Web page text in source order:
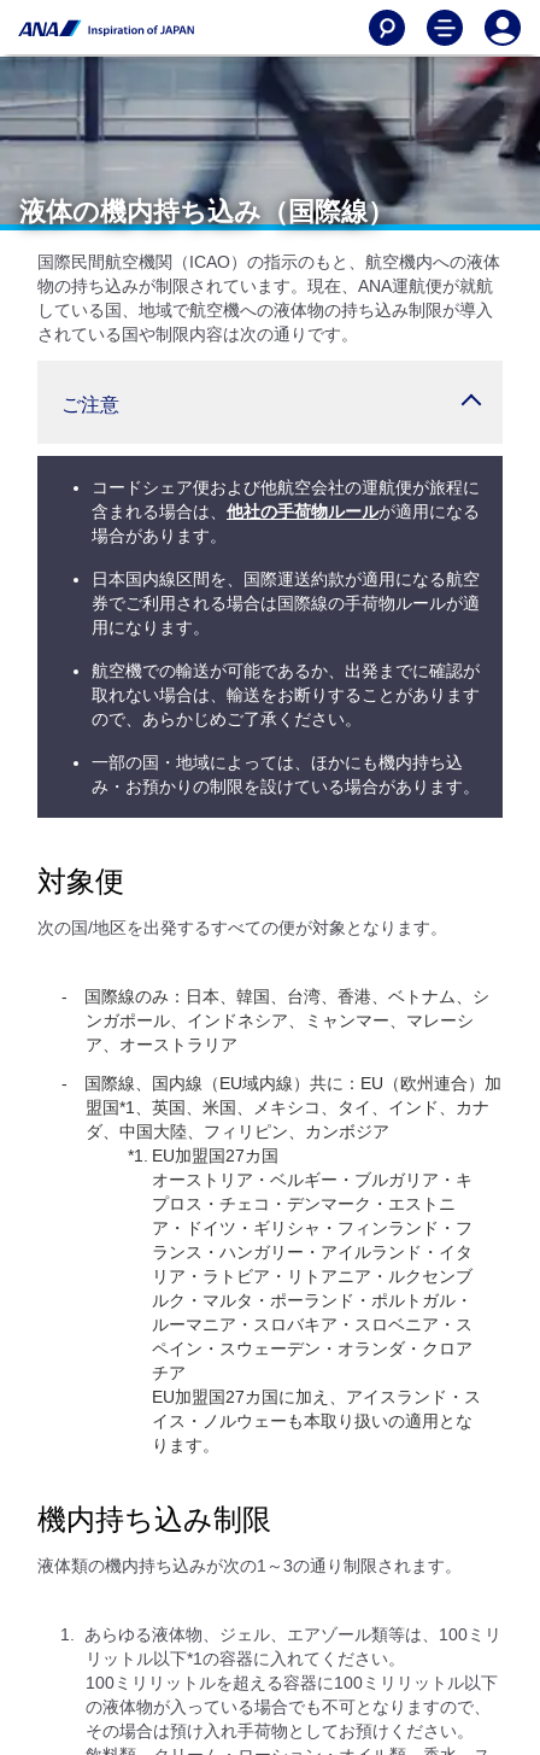
液体の機内持ち込み（国際線）
国際民間航空機関（ICAO）の指示のもと、航空機内への液体
物の持ち込みが制限されています。現在、ANA運航便が就航
している国、地域で航空機への液体物の持ち込み制限が導入
されている国や制限内容は次の通りです。
ご注意
コードシェア便および他航空会社の運航便が旅程に
含まれる場合は、 他社の手荷物ルールが適用になる
場合があります。
日本国内線区間を、国際運送約款が適用になる航空
券でご利用される場合は国際線の手荷物ルールが適
用になります。
航空機での輸送が可能であるか、出発までに確認が
取れない場合は、輸送をお断りすることがあります
ので、あらかじめご了承ください。
一部の国・地域によっては、ほかにも機内持ち込
み・お預かりの制限を設けている場合があります。
対象便
次の国/地区を出発するすべての便が対象となります。
国際線のみ：日本、韓国、台湾、香港、ベトナム、シ
ンガポール、インドネシア、ミャンマー、マレーシ
ア、オーストラリア
国際線、国内線（EU域内線）共に：EU（欧州連合）加
盟国*1、英国、米国、メキシコ、タイ、インド、カナ
ダ、中国大陸、フィリピン、カンボジア
*1.
EU加盟国27カ国
オーストリア・ベルギー・ブルガリア・キ
プロス・チェコ・デンマーク・エストニ
ア・ドイツ・ギリシャ・フィンランド・フ
ランス・ハンガリー・アイルランド・イタ
リア・ラトビア・リトアニア・ルクセンブ
ルク・マルタ・ポーランド・ポルトガル・
ルーマニア・スロバキア・スロベニア・ス
ペイン・スウェーデン・オランダ・クロア
チア
EU加盟国27カ国に加え、アイスランド・ス
イス・ノルウェーも本取り扱いの適用とな
ります。
機内持ち込み制限
液体類の機内持ち込みが次の1～3の通り制限されます。
あらゆる液体物、ジェル、エアゾール類等は、100ミリ
リットル以下*1の容器に入れてください。
100ミリリットルを超える容器に100ミリリットル以下
の液体物が入っている場合でも不可となりますので、
その場合は預け入れ手荷物としてお預けください。